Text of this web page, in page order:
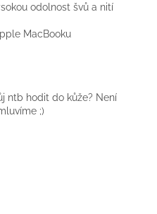
odolnost švů a nití
MacBooku
ntb hodit do kůže? Není
;)